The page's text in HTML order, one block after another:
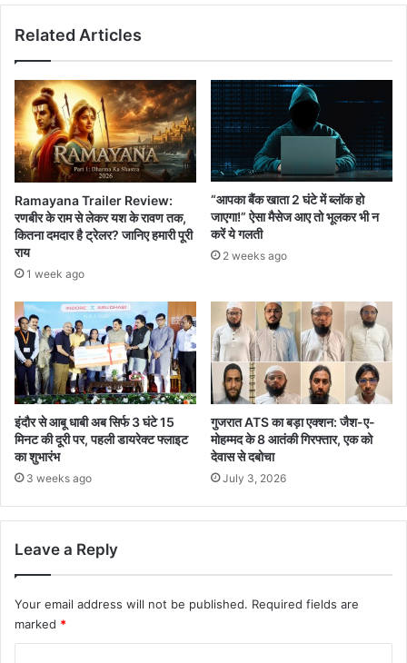
दिल्ली
रही-
कांग्रेस
Related Articles
Ramayana Trailer Review:
रणबीर के राम से लेकर यश के रावण तक,
कितना दमदार है ट्रेलर? जानिए हमारी पूरी
राय
1 week ago
“आपका बैंक खाता 2 घंटे में ब्लॉक हो
जाएगा!” ऐसा मैसेज आए तो भूलकर भी न
करें ये गलती
2 weeks ago
इंदौर से आबू धाबी अब सिर्फ 3 घंटे 15
मिनट की दूरी पर, पहली डायरेक्ट फ्लाइट
का शुभारंभ
3 weeks ago
गुजरात ATS का बड़ा एक्शन: जैश-ए-
मोहम्मद के 8 आतंकी गिरफ्तार, एक को
देवास से दबोचा
July 3, 2026
Leave a Reply
Your email address will not be published. Required fields are
marked *